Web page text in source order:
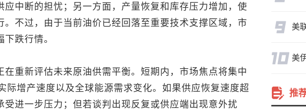
应中断的担忧；另一方面，产量恢复和库存压力增加，使
。不过，由于当前油价已经回落至重要技术支撑区域，市
跌行情。
在重新评估未来原油供需平衡。短期内，市场焦点将集中
际增产速度以及全球能源需求变化。如果供应恢复速度超
受进一步压力；但若谈判出现反复或供应端出现意外扰
推